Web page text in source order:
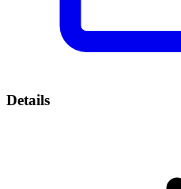
Details